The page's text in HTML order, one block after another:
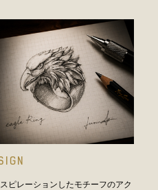
ピレーションしたモチーフのアク